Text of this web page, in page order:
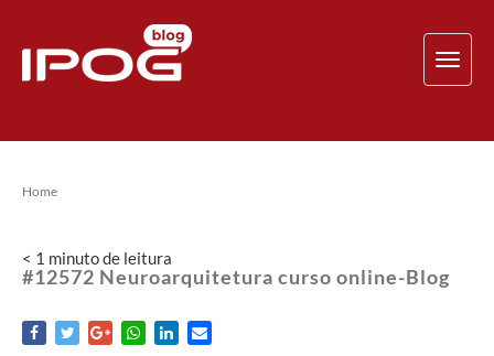
Home
< 1 minutode leitura
#12572 Neuroarquitetura curso online-Blog